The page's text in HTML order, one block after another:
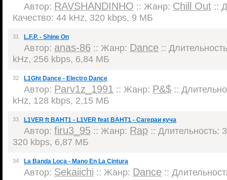
Автор: RAVSHANDINHO :: Жанр: Chill Out ::
Качество: 44 kHz, 320 kbps, 9 МБ
31 L.F.P. - Shine On
Автор: anas-86 :: Жанр: Dance ::
kHz, 256 kbps, 6,84 МБ
32 L1Ght Dance - Electro Dance
Автор: Parv1z_1991 :: Жанр: P&$ ::
kHz, 128 kbps, 2,15 МБ
33 L1VER ft BAHT1 - L1VER feat BAHT1 - Cагераи куча
Автор: firu3_95 :: Жанр: Rap :: Длительность:
320 kbps, 6,87 МБ
34 La Banda Loca - Mano En La Cintura
Автор: Sekaiichi :: Жанр: Dance ::